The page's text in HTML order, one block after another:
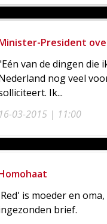
President
16-03-2015 | 11:00
van de dingen die
nog veel
Ik...
is moeder en
brief.